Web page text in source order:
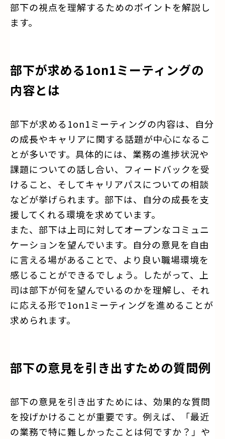
部下の視点を理解するためのポイントを解説し
ます。
部下が求める1on1ミーティングの
内容とは
部下が求める1on1ミーティングの内容は、自分
の成長やキャリアに関する話題が中心になるこ
とが多いです。具体的には、業務の進捗状況や
課題についての話し合い、フィードバックを受
けること、そしてキャリアパスについての相談
などが挙げられます。部下は、自分の成長を支
援してくれる環境を求めています。
また、部下は上司に対してオープンなコミュニ
ケーションを望んでいます。自分の意見を自由
に言える場があることで、より良い職場環境を
感じることができるでしょう。したがって、上
司は部下が何を望んでいるのかを理解し、それ
に応える形で1on1ミーティングを進めることが
求められます。
部下の意見を引き出すための質問例
部下の意見を引き出すためには、効果的な質問
を投げかけることが重要です。例えば、「最近
の業務で特に難しかったことは何ですか？」や